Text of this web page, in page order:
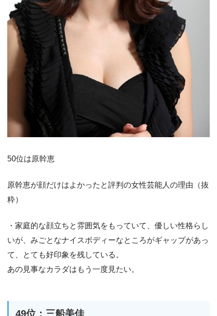
50位は原幹恵
原幹恵が顔だけはよかったと評判の女性芸能人の理由（抜
粋）
・家庭的な顔立ちと雰囲気をもっていて、優しい性格らし
いが、みごとなナイスボディーなところがギャップがあっ
て、とても好印象を残している。
あの見事なカラダはもう一度見たい。
49位：三船美佳